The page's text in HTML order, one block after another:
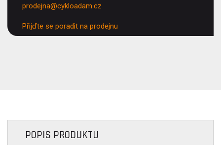
prodejna@cykloadam.cz
Přijďte se poradit na prodejnu
POPIS PRODUKTU